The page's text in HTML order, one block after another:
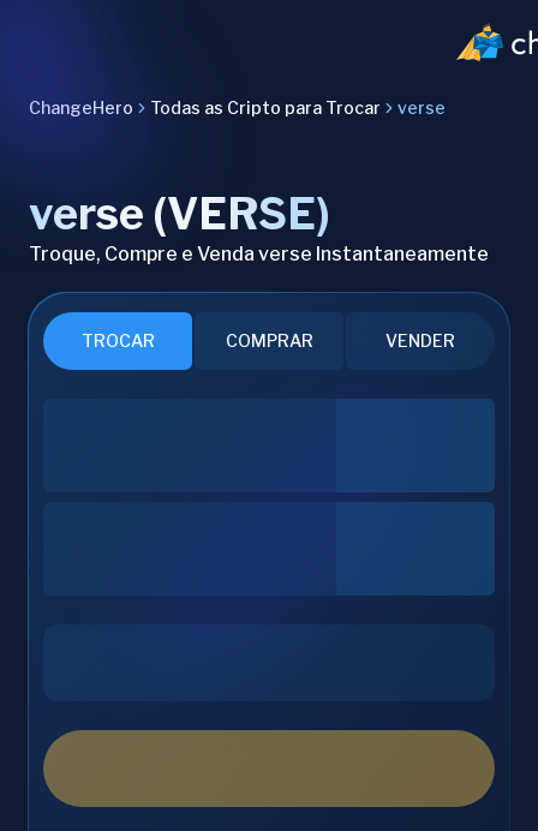
ChangeHero Todas as Cripto para Trocar verse
verse (VERSE)
Troque, Compre e Venda verse Instantaneamente
TROCAR COMPRAR VENDER